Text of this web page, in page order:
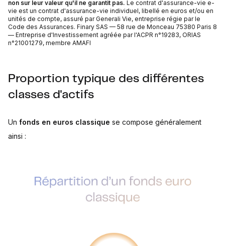
non sur leur valeur qu'il ne garantit pas. Le contrat d'assurance-vie e-
vie est un contrat d'assurance-vie individuel, libellé en euros et/ou en
unités de compte, assuré par Generali Vie, entreprise régie par le
Code des Assurances. Finary SAS — 58 rue de Monceau 75380 Paris 8
— Entreprise d'Investissement agréée par l'ACPR n°19283, ORIAS
n°21001279, membre AMAFI
Proportion typique des différentes
classes d'actifs
Un fonds en euros classique se compose généralement
ainsi :